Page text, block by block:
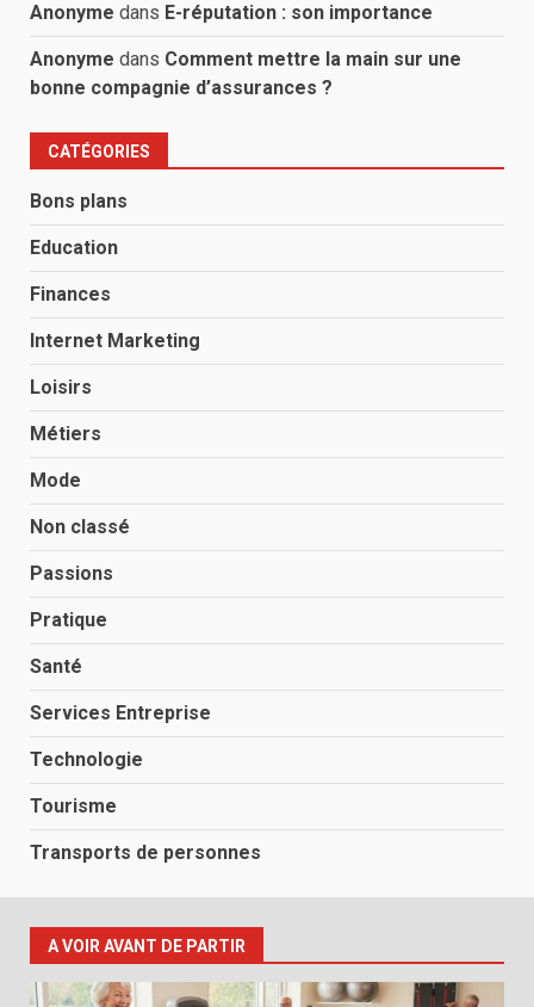
Anonyme dans E-réputation : son importance
Anonyme dans Comment mettre la main sur une
bonne compagnie d’assurances ?
CATÉGORIES
Bons plans
Education
Finances
Internet Marketing
Loisirs
Métiers
Mode
Non classé
Passions
Pratique
Santé
Services Entreprise
Technologie
Tourisme
Transports de personnes
A VOIR AVANT DE PARTIR